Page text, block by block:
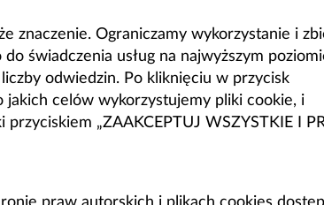
znaczenie. Ograniczamy wykorzystanie i
świadczenia usług na najwyższym
odwiedzin. Po kliknięciu w przycisk
jakich celów wykorzystujemy pliki cookie, i
„ZAAKCEPTUJ WSZYSTKIE I